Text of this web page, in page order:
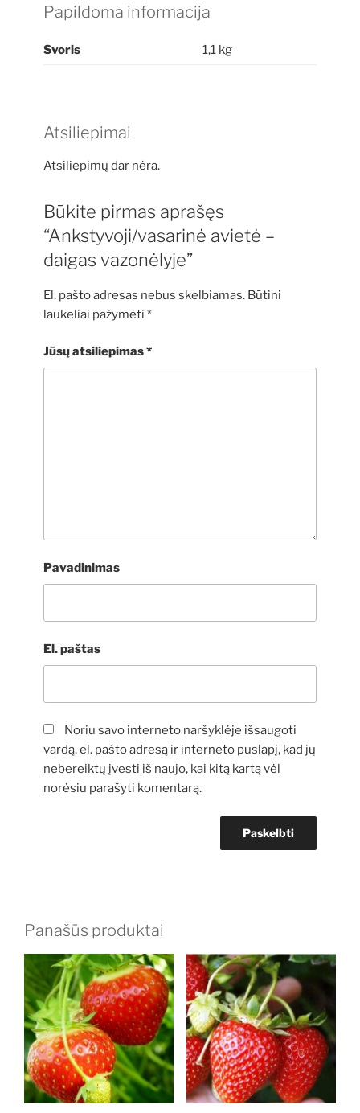
Papildoma informacija
Svoris 1,1 kg
Atsiliepimai
Atsiliepimų dar nėra.
Būkite pirmas aprašęs
“Ankstyvoji/vasarinė avietė –
daigas vazonėlyje”
El. pašto adresas nebus skelbiamas. Būtini
laukeliai pažymėti *
Jūsų atsiliepimas*
Pavadinimas
El. paštas
Noriu savo interneto naršyklėje išsaugoti
vardą, el. pašto adresą ir interneto puslapį, kad jų
nebereiktų įvesti iš naujo, kai kitą kartą vėl
norėsiu parašyti komentarą.
Panašūs produktai